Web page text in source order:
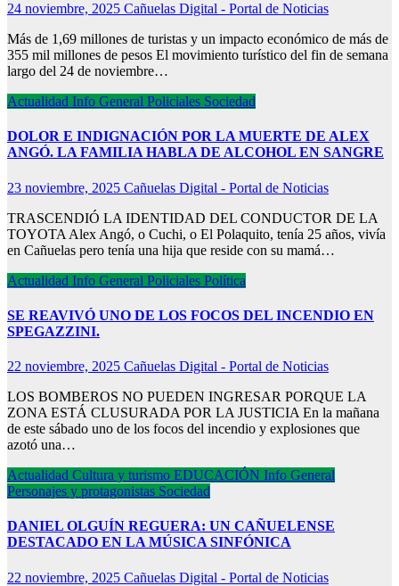
24 noviembre, 2025 Cañuelas Digital - Portal de Noticias
Más de 1,69 millones de turistas y un impacto económico de más de
355 mil millones de pesos El movimiento turístico del fin de semana
largo del 24 de noviembre…
Actualidad Info General Policiales Sociedad
DOLOR E INDIGNACIÓN POR LA MUERTE DE ALEX
ANGÓ. LA FAMILIA HABLA DE ALCOHOL EN SANGRE
23 noviembre, 2025 Cañuelas Digital - Portal de Noticias
TRASCENDIÓ LA IDENTIDAD DEL CONDUCTOR DE LA
TOYOTA Alex Angó, o Cuchi, o El Polaquito, tenía 25 años, vivía
en Cañuelas pero tenía una hija que reside con su mamá…
Actualidad Info General Policiales Política
SE REAVIVÓ UNO DE LOS FOCOS DEL INCENDIO EN
SPEGAZZINI.
22 noviembre, 2025 Cañuelas Digital - Portal de Noticias
LOS BOMBEROS NO PUEDEN INGRESAR PORQUE LA
ZONA ESTÁ CLUSURADA POR LA JUSTICIA En la mañana
de este sábado uno de los focos del incendio y explosiones que
azotó una…
Actualidad Cultura y turismo EDUCACIÓN Info General
Personajes y protagonistas Sociedad
DANIEL OLGUÍN REGUERA: UN CAÑUELENSE
DESTACADO EN LA MÚSICA SINFÓNICA
22 noviembre, 2025 Cañuelas Digital - Portal de Noticias